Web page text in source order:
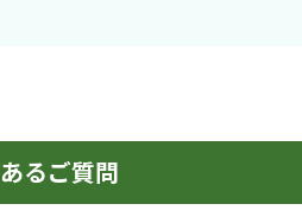
るご質問